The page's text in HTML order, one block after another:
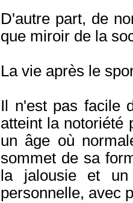
D'autre part, de
que miroir de la
La vie après le
Il n'est pas facile
atteint la notoriété
un âge où
sommet de sa
la jalousie et
personnelle, avec